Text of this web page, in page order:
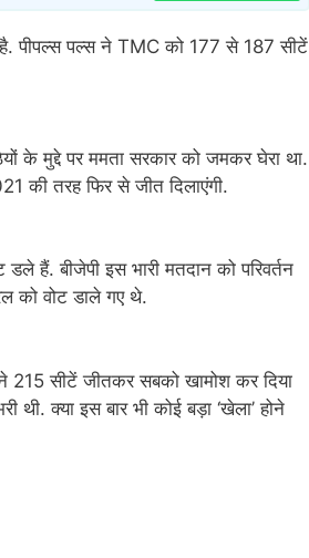
पीपल्स पल्स ने TMC को 177 से 187 सीटें
के मुद्दे पर ममता सरकार को जमकर घेरा था.
की तरह फिर से जीत दिलाएंगी.
हैं. बीजेपी इस भारी मतदान को परिवर्तन
को वोट डाले गए थे.
215 सीटें जीतकर सबको खामोश कर दिया
थी. क्या इस बार भी कोई बड़ा ‘खेला’ होने